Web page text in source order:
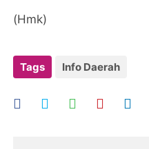
(Hmk)
Tags Info Daerah